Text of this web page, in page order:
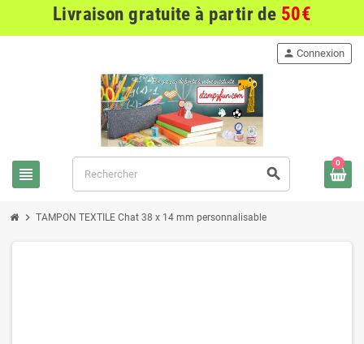
Livraison gratuite à partir de 50€
view_headline search
person Connexion
0
chevron_right TAMPON TEXTILE Chat 38 x 14 mm personnalisable